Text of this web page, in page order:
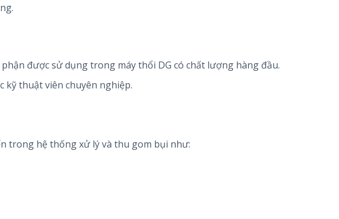
được sử dụng trong máy thổi DG có chất lượng hàng đầu.
kỹ thuật viên chuyên nghiệp.
trong hệ thống xử lý và thu gom bụi như: